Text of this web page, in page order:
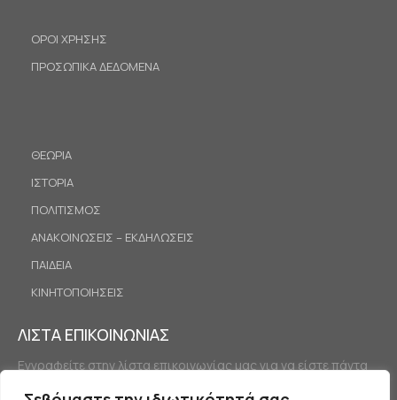
ΟΡΟΙ ΧΡΗΣΗΣ
ΠΡΟΣΩΠΙΚΑ ΔΕΔΟΜΕΝΑ
ΘΕΩΡΙΑ
ΙΣΤΟΡΙΑ
ΠΟΛΙΤΙΣΜΟΣ
ΑΝΑΚΟΙΝΩΣΕΙΣ – ΕΚΔΗΛΩΣΕΙΣ
ΠΑΙΔΕΙΑ
ΚΙΝΗΤΟΠΟΙΗΣΕΙΣ
ΛΙΣΤΑ ΕΠΙΚΟΙΝΩΝΙΑΣ
Εγγραφείτε στην λίστα επικοινωνίας μας για να είστε πάντα